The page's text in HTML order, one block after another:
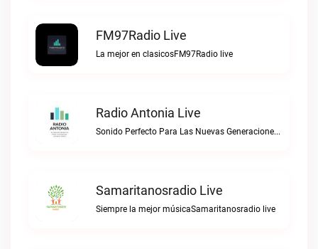
FM97Radio Live
La mejor en clasicosFM97Radio live
Radio Antonia Live
Sonido Perfecto Para Las Nuevas GeneracionesRadio Antonia live
Samaritanosradio Live
Siempre la mejor músicaSamaritanosradio live